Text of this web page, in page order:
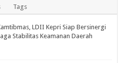
Tags
LDII Kepri Siap Bersinergi
Stabilitas Keamanan Daerah